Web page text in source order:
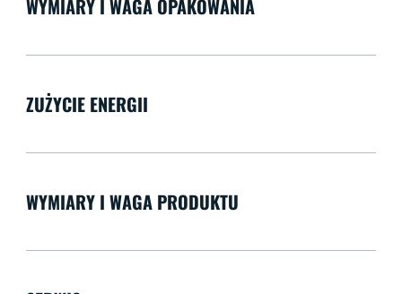
WYMIARY I WAGA OPAKOWANIA
ZUŻYCIE ENERGII
WYMIARY I WAGA PRODUKTU